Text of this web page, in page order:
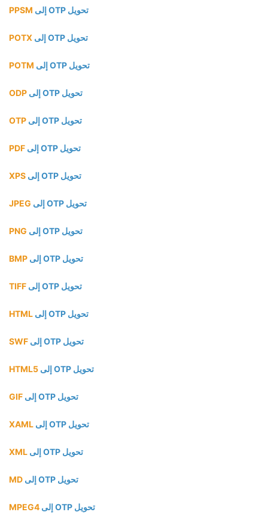
تحويل OTP إلى PPSM
تحويل OTP إلى POTX
تحويل OTP إلى POTM
تحويل OTP إلى ODP
تحويل OTP إلى OTP
تحويل OTP إلى PDF
تحويل OTP إلى XPS
تحويل OTP إلى JPEG
تحويل OTP إلى PNG
تحويل OTP إلى BMP
تحويل OTP إلى TIFF
تحويل OTP إلى HTML
تحويل OTP إلى SWF
تحويل OTP إلى HTML5
تحويل OTP إلى GIF
تحويل OTP إلى XAML
تحويل OTP إلى XML
تحويل OTP إلى MD
تحويل OTP إلى MPEG4